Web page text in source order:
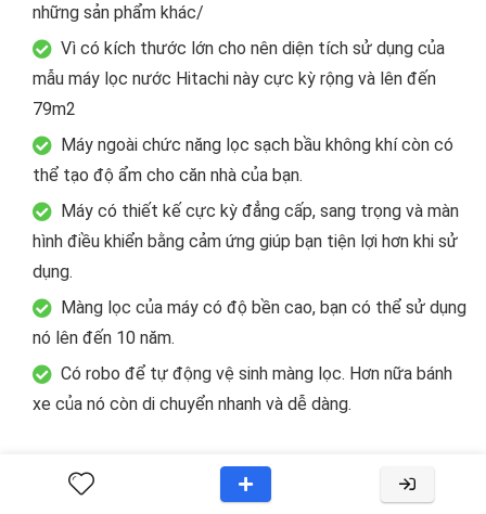
những sản phẩm khác/
Vì có kích thước lớn cho nên diện tích sử dụng của
mẫu máy lọc nước Hitachi này cực kỳ rộng và lên đến
79m2
Máy ngoài chức năng lọc sạch bầu không khí còn có
thể tạo độ ẩm cho căn nhà của bạn.
Máy có thiết kế cực kỳ đẳng cấp, sang trọng và màn
hình điều khiển bằng cảm ứng giúp bạn tiện lợi hơn khi sử
dụng.
Màng lọc của máy có độ bền cao, bạn có thể sử dụng
nó lên đến 10 năm.
Có robo để tự động vệ sinh màng lọc. Hơn nữa bánh
xe của nó còn di chuyển nhanh và dễ dàng.
Nhược Điểm: